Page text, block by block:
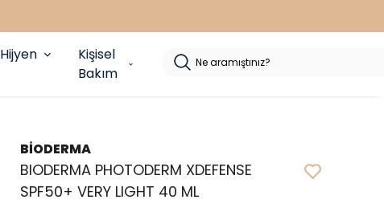
Hijyen
Kişisel
Bakım
BİODERMA
BIODERMA PHOTODERM XDEFENSE
SPF50+ VERY LIGHT 40 ML